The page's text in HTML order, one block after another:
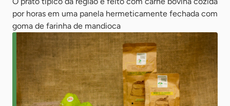
por horas em uma panela hermeticamente fechada com
goma de farinha de mandioca